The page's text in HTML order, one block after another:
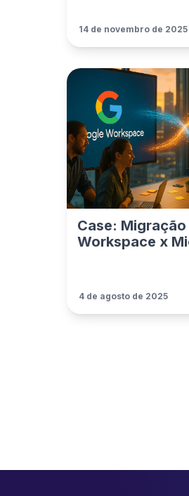
14 de novembro de 2025
Case:
Workspace x
4 de agosto de 2025